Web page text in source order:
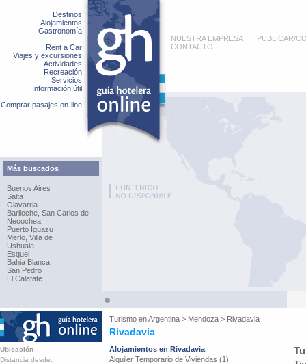
Destinos
Alojamientos
Gastronomía
Rent a Car
Viajes y excursiones
Actividades
Recreación
Servicios
Información útil
Comprar pasajes on-line
Más buscados
Buenos Aires
Salta
Olavarria
Bariloche, San Carlos de
Necochea
Puerto Iguazu
Merlo, Villa de
Ushuaia
Esquel
Bahia Blanca
San Pedro
El Calafate
NUESTRA EMPRESA
CONTACTO
PUBLICAR/
Turismo enArgentina > Mendoza > Rivadavia
Rivadavia
Ubicación
Distancia desde:
Alojamientos en Rivadavia
Alquiler Temporario de Viviendas (1)